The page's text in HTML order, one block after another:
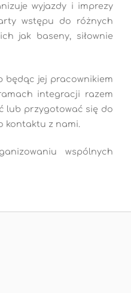
wyjazdy i imprezy
wstępu do różnych
jak baseny, siłownie
będąc jej pracownikiem
integracji razem
lub przygotować się do
kontaktu z nami.
wspólnych